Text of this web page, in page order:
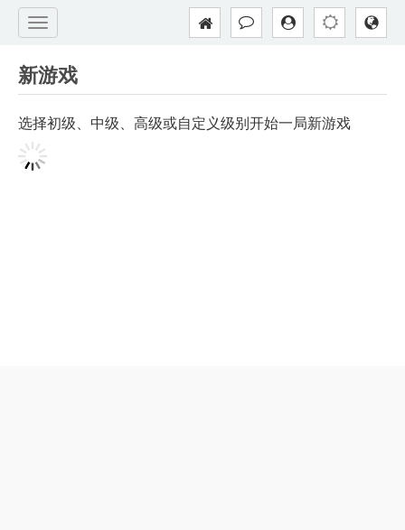
新游戏
选择初级、中级、高级或自定义级别开始一局新游戏